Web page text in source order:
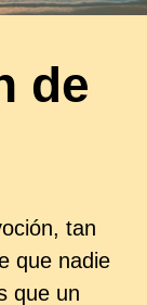
de
tan
que nadie
que un